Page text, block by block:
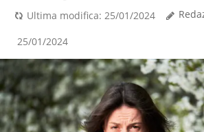
Ultima modifica: 25/01/2024
25/01/2024